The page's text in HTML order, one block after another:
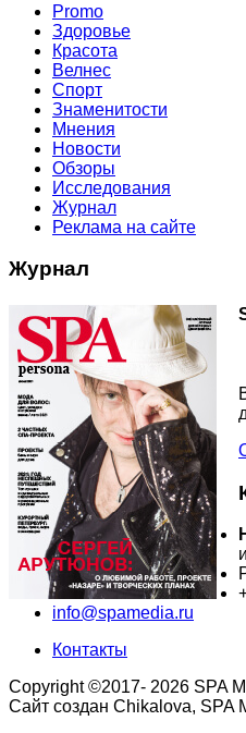
Promo
Здоровье
Красота
Велнес
Спорт
Знаменитости
Мнения
Новости
Обзоры
Исследования
Журнал
Реклама на сайте
Журнал
info@spamedia.ru
Контакты
Copyright ©2017- 2026 SPA
Сайт создан Chikalova, SPA